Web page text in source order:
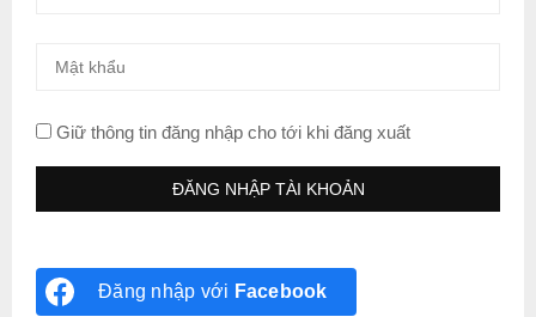
Giữ thông tin đăng nhập cho tới khi đăng xuất
Đăng nhập với Facebook